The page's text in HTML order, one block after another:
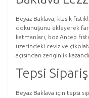
Beyaz Baklava, klasik
dokunuşunu ekleyerek
katmanları, boz Antep
üzerindeki ceviz ve
açısından zenginlik
Tepsi
Beyaz Baklava için tepsi